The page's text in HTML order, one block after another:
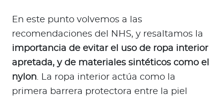
En este punto volvemos a las
recomendaciones del NHS, y resaltamos la
importancia de evitar el uso de ropa interior
apretada, y de materiales sintéticos como el
nylon. La ropa interior actúa como la
primera barrera protectora entre la piel